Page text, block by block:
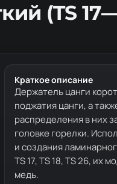
(TS
Краткое описание
Держатель цанги
поджатия цанги, а
распределения в них
головке горелки.
и создания
TS 17, TS 18, TS 26, их
медь.